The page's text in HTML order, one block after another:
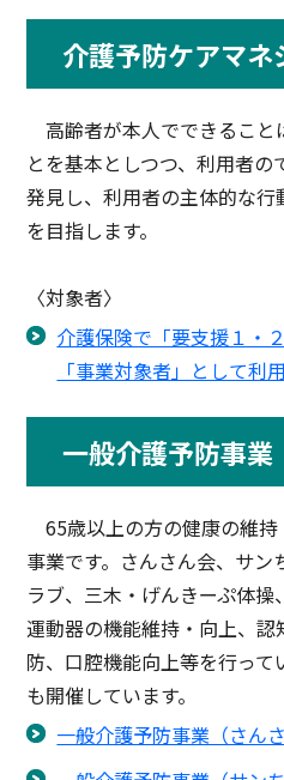
介護予防ケアマ
高齢者が本人でできること
とを基本としつつ、利用者
発見し、利用者の主体的な
を目指します。
〈対象者〉
介護保険で「要支援１・
「事業対象者」として利
一般介護予防事業
65歳以上の方の健康の維
事業です。さんさん会、サン
ラブ、三木・げんきーぷ体
運動器の機能維持・向上、
防、口腔機能向上等を行っ
も開催しています。
一般介護予防事業（さんさ